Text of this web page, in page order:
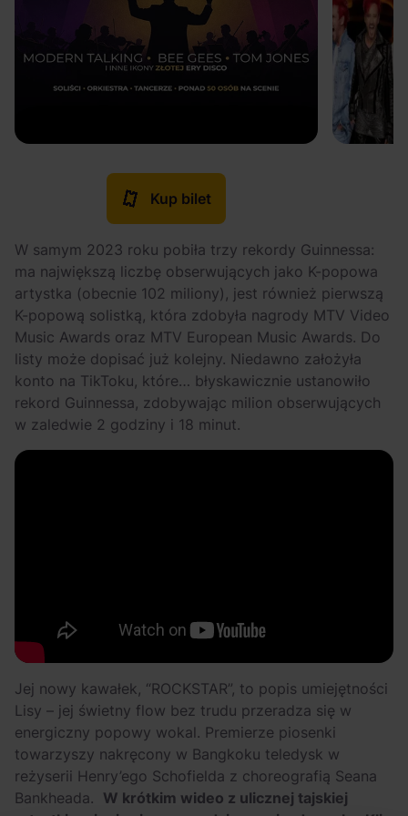
Kup bilet
W samym 2023 roku pobiła trzy rekordy Guinnessa:
ma największą liczbę obserwujących jako K-popowa
artystka (obecnie 102 miliony), jest również pierwszą
K-popową solistką, która zdobyła nagrody MTV Video
Music Awards oraz MTV European Music Awards. Do
listy może dopisać już kolejny. Niedawno założyła
konto na TikToku, które… błyskawicznie ustanowiło
rekord Guinnessa, zdobywając milion obserwujących
w zaledwie 2 godziny i 18 minut.
Jej nowy kawałek, “ROCKSTAR”, to popis umiejętności
Lisy – jej świetny flow bez trudu przeradza się w
energiczny popowy wokal. Premierze piosenki
towarzyszy nakręcony w Bangkoku teledysk w
reżyserii Henry’ego Schofielda z choreografią Seana
Bankheada. W krótkim wideo z ulicznej tajskiej